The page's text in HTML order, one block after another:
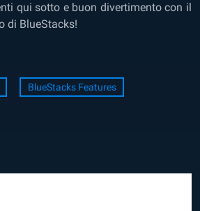
qui sotto e buon divertimento con il
di BlueStacks!
BlueStacks Features